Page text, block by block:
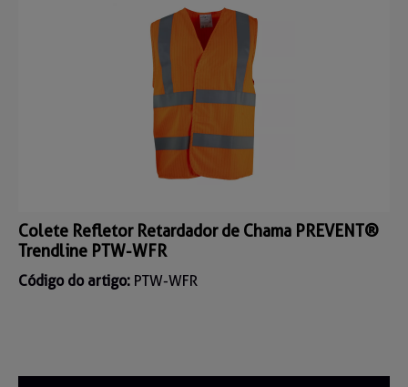
Colete Refletor Retardador de Chama PREVENT®
Trendline PTW-WFR
Código do artigo: PTW-WFR